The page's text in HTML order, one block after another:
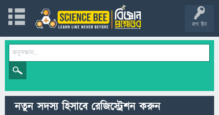
লগ ইন
নতুন সদস্য হিসাবে রেজিস্ট্রেশন করুন